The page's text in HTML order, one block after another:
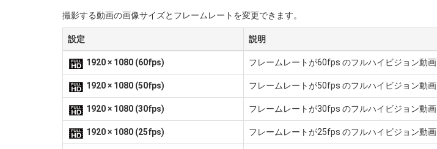
撮影する動画の画像サイズとフレームレートを変更できます。
設定 説明
1920 × 1080 (60fps) フレームレートが60fps のフルハイビジョン動画
1920 × 1080 (50fps) フレームレートが50fps のフルハイビジョン動画
1920 × 1080 (30fps) フレームレートが30fps のフルハイビジョン動画
1920 × 1080 (25fps) フレームレートが25fps のフルハイビジョン動画